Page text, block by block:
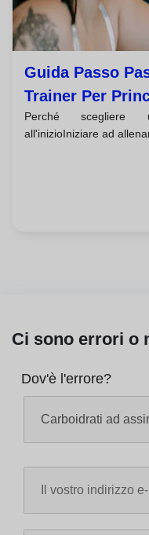
Guida Passo
Trainer Per
Perché scegliere
all'inizioIniziare ad
Ci sono errori o
Dov'è l'errore?